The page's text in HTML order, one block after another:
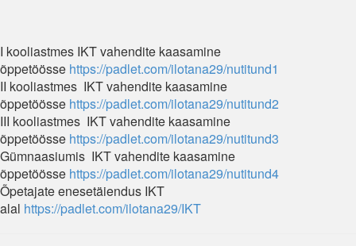
I kooliastmes IKT vahendite kaasamine
õppetöösse https://padlet.com/ilotana29/nutitund1
II kooliastmes IKT vahendite kaasamine
õppetöösse https://padlet.com/ilotana29/nutitund2
III kooliastmes IKT vahendite kaasamine
õppetöösse https://padlet.com/ilotana29/nutitund3
Gümnaasiumis IKT vahendite kaasamine
õppetöösse https://padlet.com/ilotana29/nutitund4
Õpetajate enesetäiendus IKT
alal https://padlet.com/ilotana29/IKT